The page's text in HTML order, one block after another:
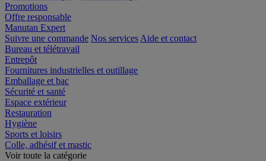
Promotions
Offre responsable
Manutan Expert
Suivre une commande Nos services Aide et contact
Bureau et télétravail
Entrepôt
Fournitures industrielles et outillage
Emballage et bac
Sécurité et santé
Espace extérieur
Restauration
Hygiène
Sports et loisirs
Colle, adhésif et mastic
Voir toute la catégorie